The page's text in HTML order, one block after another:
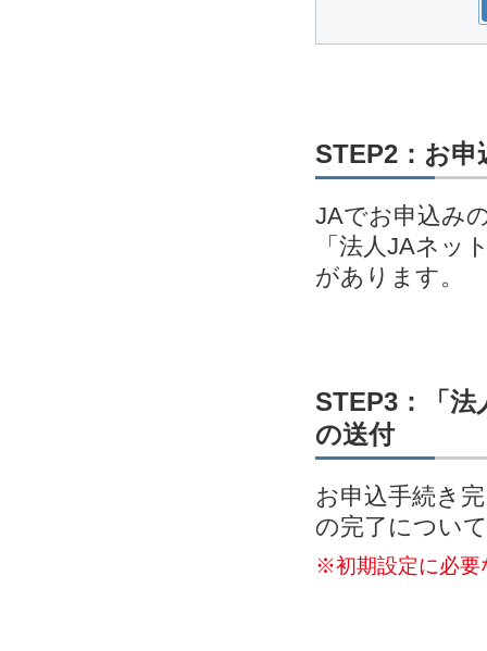
STEP2：お申
JAでお申込み
「法人JAネッ
があります。
STEP3：「
の送付
お申込手続き
の完了につい
※初期設定に必要